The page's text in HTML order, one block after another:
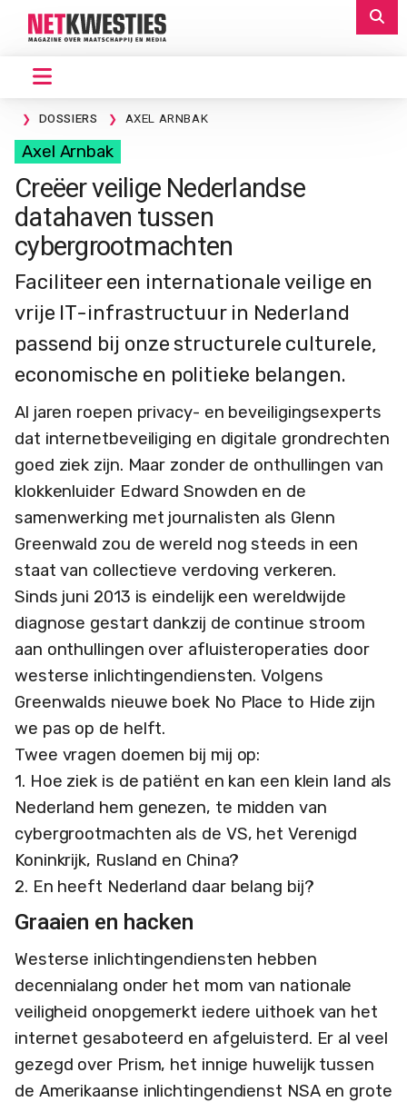
DOSSIERS AXEL ARNBAK
Axel Arnbak
Creëer veilige Nederlandse
datahaven tussen
cybergrootmachten
Faciliteer een internationale veilige en
vrije IT-infrastructuur in Nederland
passend bij onze structurele culturele,
economische en politieke belangen.
Al jaren roepen privacy- en beveiligingsexperts
dat internetbeveiliging en digitale grondrechten
goed ziek zijn. Maar zonder de onthullingen van
klokkenluider Edward Snowden en de
samenwerking met journalisten als Glenn
Greenwald zou de wereld nog steeds in een
staat van collectieve verdoving verkeren.
Sinds juni 2013 is eindelijk een wereldwijde
diagnose gestart dankzij de continue stroom
aan onthullingen over afluisteroperaties door
westerse inlichtingendiensten. Volgens
Greenwalds nieuwe boek No Place to Hide zijn
we pas op de helft.
Twee vragen doemen bij mij op:
1. Hoe ziek is de patiënt en kan een klein land als
Nederland hem genezen, te midden van
cybergrootmachten als de VS, het Verenigd
Koninkrijk, Rusland en China?
2. En heeft Nederland daar belang bij?
Graaien en hacken
Westerse inlichtingendiensten hebben
decennialang onder het mom van nationale
veiligheid onopgemerkt iedere uithoek van het
internet gesaboteerd en afgeluisterd. Er al veel
gezegd over Prism, het innige huwelijk tussen
de Amerikaanse inlichtingendienst NSA en grote